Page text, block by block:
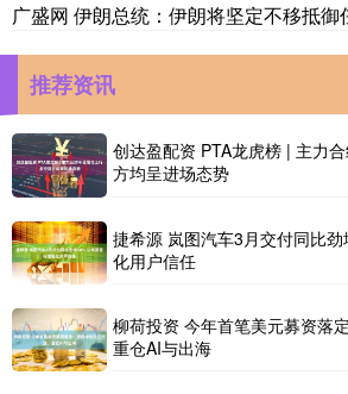
广盛网 伊朗总统：伊朗将坚定不移抵御
推荐资讯
创达盈配资 PTA龙虎榜 | 主力
方均呈进场态势
捷希源 岚图汽车3月交付同比
化用户信任
柳荷投资 今年首笔美元募资落
重仓AI与出海